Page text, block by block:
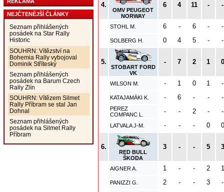
NEJČTENĚJŠÍ ČLÁNKY
Seznam přihlášených
posádek na Star Rally
Historic
SOUHRN: Vítězství na
Bohemia Rally vybojoval
Dominik Stříteský
Seznam přihlášených
posádek na Barum Czech
Rally Zlín
SOUHRN: Vítězem Silmet
Rally Příbram se stal Jan
Dohnal
Seznam přihlášených
posádek na Silmet Rally
Příbram
4.
OMV PEUGEOT
NORWAY
6 4 11 - -
STOHL M. 6 - 6 - -
SOLBERG H. 0 4 5 - -
5.
STOBART FORD
VK
- 7 2 1 0
WILSON M. - 1 0 1 -
KATAJAMÄKI K. - 6 - - -
PEREZ
COMPANC L.
- - 2 - -
LATVALA J-M. - - - 0 0
6.
RED BULL
ŠKODA
3 - - 5 3
AIGNER A. 1 - - 2 1
PANIZZI G. 2 - - 3 -